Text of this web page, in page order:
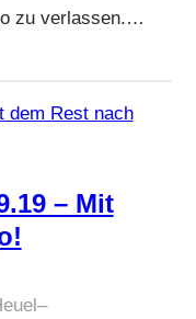
zu verlassen.…
– Mit
–